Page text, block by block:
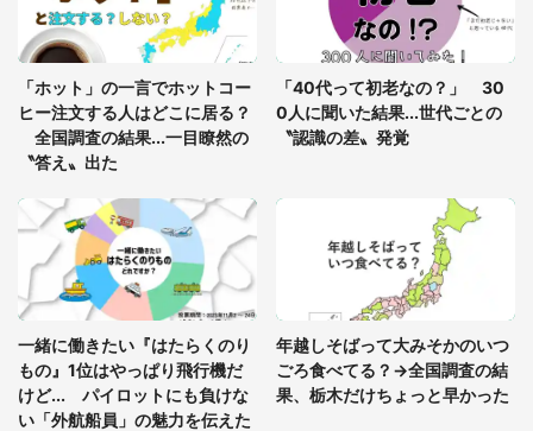
「孫にあげると思って、あなたにこれをあげる」
真夏の山道で見知らぬお婆さんに握らされたもの
（山口県・30代女性）
「ホット」の一言でホットコー
ヒー注文する人はどこに居る？
全国調査の結果...一目瞭然の
〝答え〟出た
「40代って初老なの？」 30
0人に聞いた結果...世代ごとの
〝認識の差〟発覚
一緒に働きたい『はたらくのり
もの』1位はやっぱり飛行機だ
けど... パイロットにも負けな
い「外航船員」の魅力を伝えた
年越しそばって大みそかのいつ
ごろ食べてる？→全国調査の結
果、栃木だけちょっと早かった